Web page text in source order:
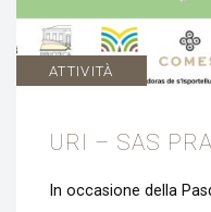
ATTIVITÀ
URI – SAS
In occasione della